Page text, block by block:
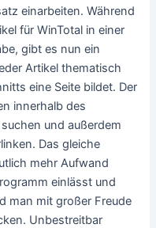
einarbeiten. Während
für WinTotal in einer
gibt es nun ein
Artikel thematisch
eine Seite bildet. Der
innerhalb des
und außerdem
Das gleiche
mehr Aufwand
einlässt und
man mit großer Freude
Unbestreitbar